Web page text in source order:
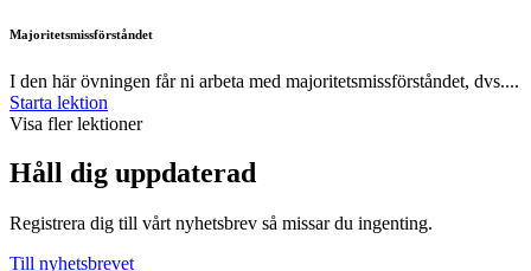
Majoritetsmissförståndet
I den här övningen får ni arbeta med majoritetsmissförståndet, dvs....
Starta lektion
Visa fler lektioner
Håll dig uppdaterad
Registrera dig till vårt nyhetsbrev så missar du ingenting.
Till nyhetsbrevet